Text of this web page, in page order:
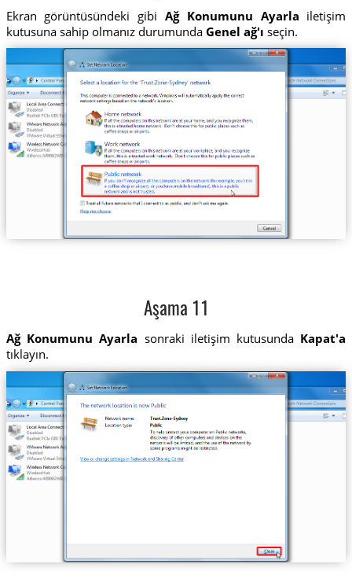
Ekran görüntüsündeki gibi Ağ Konumunu Ayarla iletişim
kutusuna sahip olmanız durumunda Genel ağ'ı seçin.
Aşama 11
Ağ Konumunu Ayarla sonraki iletişim kutusunda Kapat'a
tıklayın.